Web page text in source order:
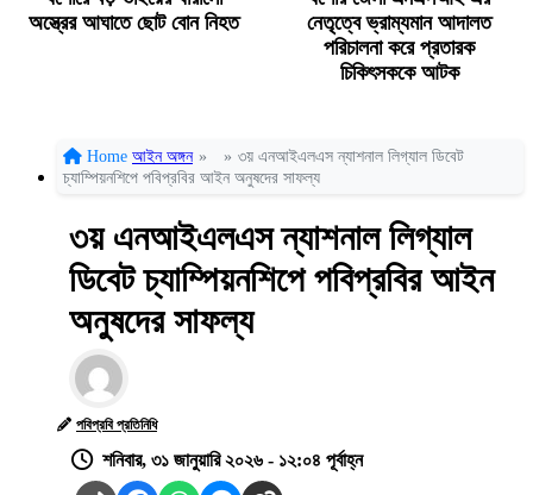
অস্ত্রের আঘাতে ছোট বোন নিহত
নেতৃত্বে ভ্রাম্যমান আদালত
পরিচালনা করে প্রতারক
চিকিৎসককে আটক
Home আইন অঙ্গন » » ৩য় এনআইএলএস ন্যাশনাল লিগ্যাল ডিবেট
চ্যাম্পিয়নশিপে পবিপ্রবির আইন অনুষদের সাফল্য
৩য় এনআইএলএস ন্যাশনাল লিগ্যাল
ডিবেট চ্যাম্পিয়নশিপে পবিপ্রবির আইন
অনুষদের সাফল্য
পবিপ্রবি প্রতিনিধি
শনিবার, ৩১ জানুয়ারি ২০২৬ - ১২:০৪ পূর্বাহ্ন